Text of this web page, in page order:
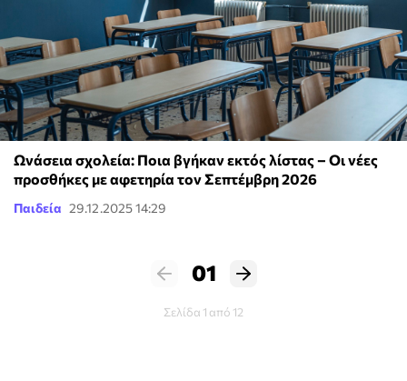
Ωνάσεια σχολεία: Ποια βγήκαν εκτός λίστας – Οι νέες
προσθήκες με αφετηρία τον Σεπτέμβρη 2026
Παιδεία 29.12.2025 14:29
01
Σελίδα 1 από 12